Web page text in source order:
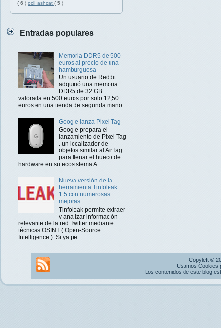
( 6 ) oclHashcat ( 5 )
Entradas populares
Memoria DDR5 de 500
euros al precio de una
hamburguesa
Un usuario de Reddit
adquirió una memoria
DDR5 de 32 GB
valorada en 500 euros por solo 12,50
euros en una tienda de segunda mano.
Google lanza Pixel Tag
Google prepara el
lanzamiento de Pixel Tag
, un localizador de
objetos similar al AirTag
para llenar el hueco de
hardware en su ecosistema A...
Nueva versión de la
herramienta Tinfoleak
1.5 con numerosas
mejoras
Tinfoleak permite extraer
y analizar información
relevante de la red Twitter mediante
técnicas OSINT ( Open-Source
Intelligence ). Si ya pe...
Copyleft ©
Usamos Cookies
Los contenidos de este blog